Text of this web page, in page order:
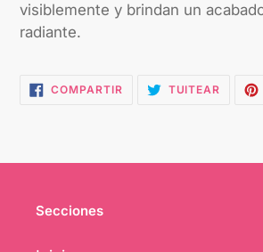
visiblemente y brindan un
radiante.
COMPARTIRCOMPARTIR
EN
TUITEAR
Secciones